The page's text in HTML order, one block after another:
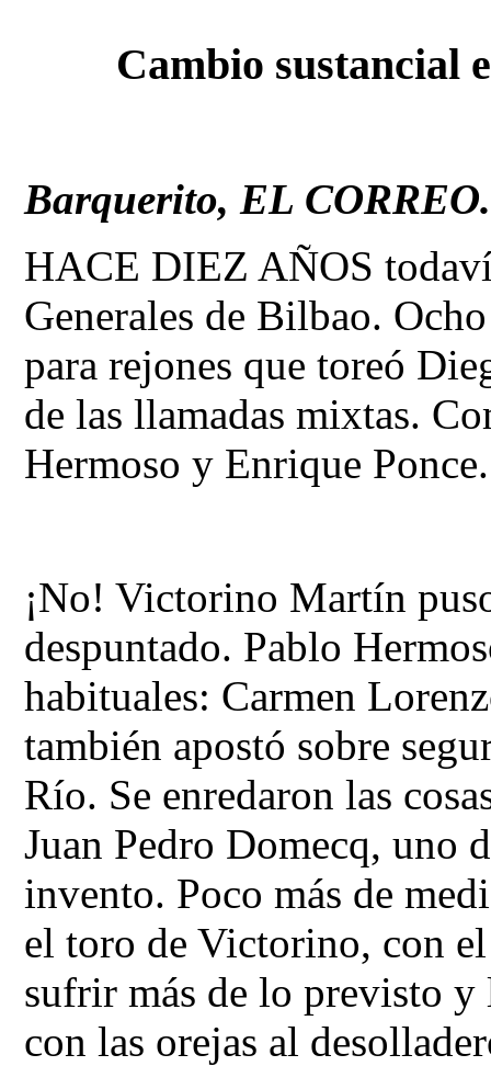
Cambio sustancial
Barquerito, EL
HACE DIEZ AÑOS
Generales de Bilbao.
para rejones que toreó
de las llamadas mixtas.
Hermoso y Enrique
¡No! Victorino Martín
despuntado. Pablo
habituales: Carmen
también apostó sobre
Río. Se enredaron las
Juan Pedro Domecq, uno
invento. Poco más de
el toro de Victorino, con
sufrir más de lo previsto y
con las orejas al